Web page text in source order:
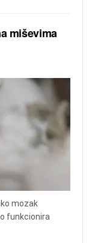
miševima
mozak
funkcionira